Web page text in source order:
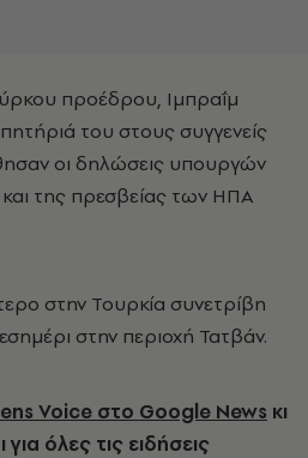
προέδρου, Ιμπραΐμ
του στους συγγενείς
οι δηλώσεις υπουργών
της πρεσβείας των ΗΠΑ
στην Τουρκία συνετρίβη
στην περιοχή Τατβάν.
Voice στο Google News κι
όλες τις ειδήσεις